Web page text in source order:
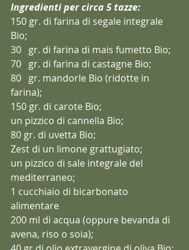
Ingredienti per circa 5 tazze:
150 gr. di farina di segale integrale
Bio;
30   gr. di farina di mais fumetto Bio;
70   gr. di farina di castagne Bio;
80   gr. mandorle Bio (ridotte in
farina);
150 gr. di carote Bio;
un pizzico di cannella Bio;
80 gr. di uvetta Bio;
Zest di un limone grattugiato;
un pizzico di sale integrale del
mediterraneo;
1 cucchiaio di bicarbonato
alimentare
200 ml di acqua (oppure bevanda di
avena, riso o soia);